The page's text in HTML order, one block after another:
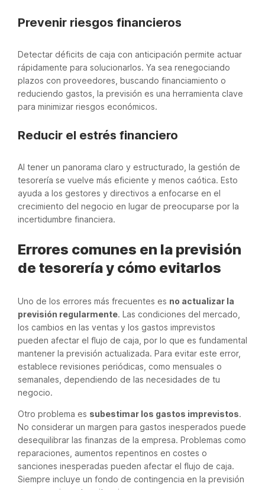
Prevenir riesgos financieros
Detectar déficits de caja con anticipación permite actuar
rápidamente para solucionarlos. Ya sea renegociando
plazos con proveedores, buscando financiamiento o
reduciendo gastos, la previsión es una herramienta clave
para minimizar riesgos económicos.
Reducir el estrés financiero
Al tener un panorama claro y estructurado, la gestión de
tesorería se vuelve más eficiente y menos caótica. Esto
ayuda a los gestores y directivos a enfocarse en el
crecimiento del negocio en lugar de preocuparse por la
incertidumbre financiera.
Errores comunes en la previsión
de tesorería y cómo evitarlos
Uno de los errores más frecuentes es no actualizar la
previsión regularmente. Las condiciones del mercado,
los cambios en las ventas y los gastos imprevistos
pueden afectar el flujo de caja, por lo que es fundamental
mantener la previsión actualizada. Para evitar este error,
establece revisiones periódicas, como mensuales o
semanales, dependiendo de las necesidades de tu
negocio.
Otro problema es subestimar los gastos imprevistos.
No considerar un margen para gastos inesperados puede
desequilibrar las finanzas de la empresa. Problemas como
reparaciones, aumentos repentinos en costes o
sanciones inesperadas pueden afectar el flujo de caja.
Siempre incluye un fondo de contingencia en la previsión